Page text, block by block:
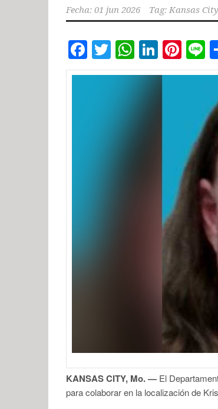
Fecha: 01 jun 2026 Tag: Kansas City
Facebook
Twitter
KANSAS CITY, Mo. — El
para colaborar en la localización de